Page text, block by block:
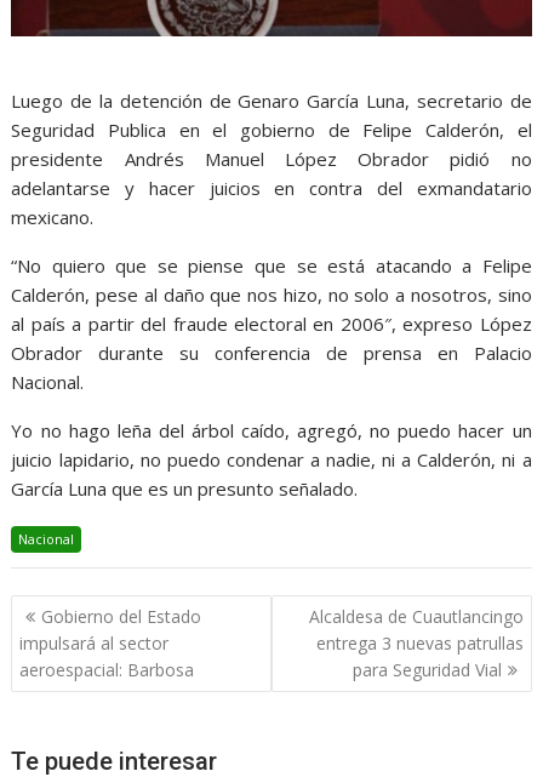
Luego de la detención de Genaro García Luna, secretario de
Seguridad Publica en el gobierno de Felipe Calderón, el
presidente Andrés Manuel López Obrador pidió no
adelantarse y hacer juicios en contra del exmandatario
mexicano.
“No quiero que se piense que se está atacando a Felipe
Calderón, pese al daño que nos hizo, no solo a nosotros, sino
al país a partir del fraude electoral en 2006″, expreso López
Obrador durante su conferencia de prensa en Palacio
Nacional.
Yo no hago leña del árbol caído, agregó, no puedo hacer un
juicio lapidario, no puedo condenar a nadie, ni a Calderón, ni a
García Luna que es un presunto señalado.
Nacional
Navegación
de
entradas
Gobierno del Estado
impulsará al sector
aeroespacial: Barbosa
Alcaldesa de Cuautlancingo
entrega 3 nuevas patrullas
para Seguridad Vial
Te puede interesar